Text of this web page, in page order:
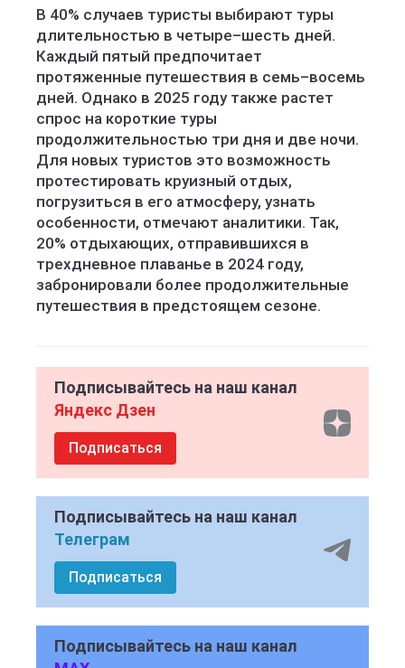
В 40% случаев туристы выбирают туры
длительностью в четыре–шесть дней.
Каждый пятый предпочитает
протяженные путешествия в семь–восемь
дней. Однако в 2025 году также растет
спрос на короткие туры
продолжительностью три дня и две ночи.
Для новых туристов это возможность
протестировать круизный отдых,
погрузиться в его атмосферу, узнать
особенности, отмечают аналитики. Так,
20% отдыхающих, отправившихся в
трехдневное плаванье в 2024 году,
забронировали более продолжительные
путешествия в предстоящем сезоне.
Подписывайтесь на наш канал
Яндекс Дзен
Подписаться
Подписывайтесь на наш канал
Телеграм
Подписаться
Подписывайтесь на наш канал